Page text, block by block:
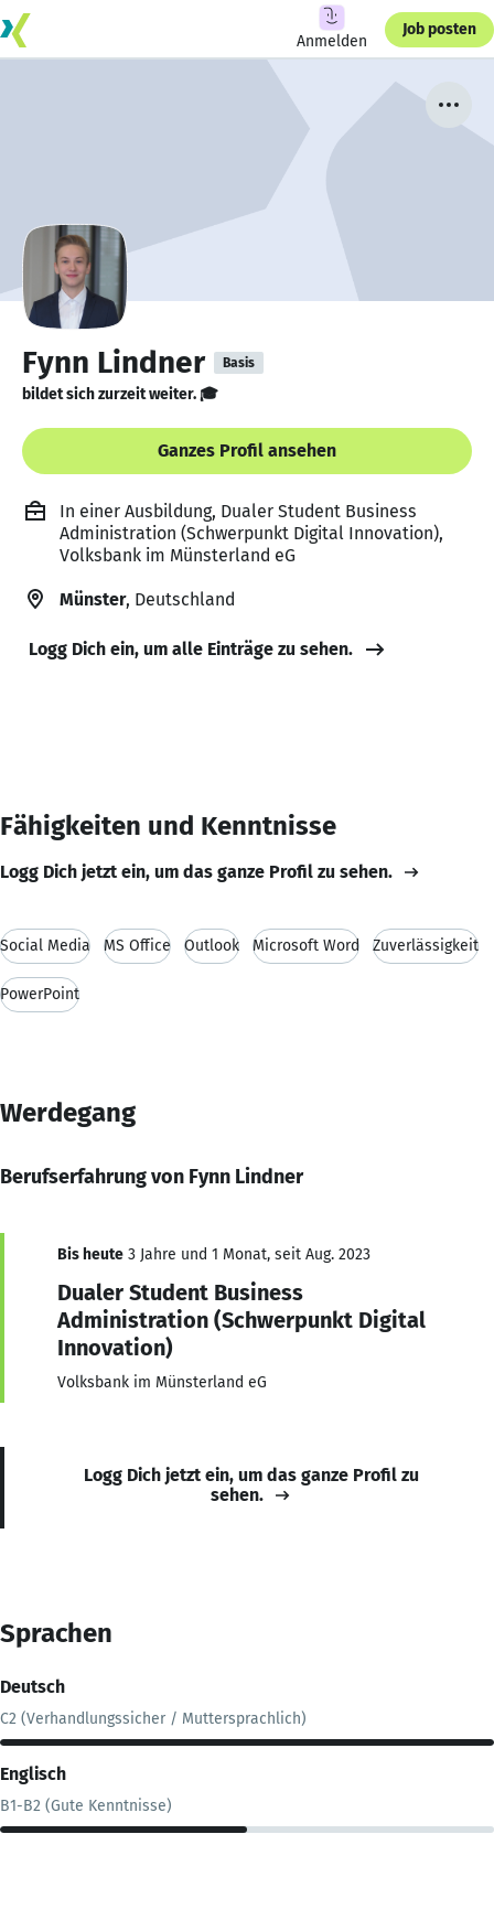
Anmelden
Job posten
Fynn Lindner Basis
bildet sich zurzeit weiter. 🎓
Ganzes Profil ansehen
In einer Ausbildung, Dualer Student Business
Administration (Schwerpunkt Digital Innovation),
Volksbank im Münsterland eG
Münster, Deutschland
Logg Dich ein, um alle Einträge zu sehen.
Fähigkeiten und Kenntnisse
Logg Dich jetzt ein, um das ganze Profil zu sehen.
Social Media MS Office Outlook Microsoft Word Zuverlässigkeit
PowerPoint
Werdegang
Berufserfahrung von Fynn Lindner
Bis heute 3 Jahre und 1 Monat, seit Aug. 2023
Dualer Student Business
Administration (Schwerpunkt Digital
Innovation)
Volksbank im Münsterland eG
Logg Dich jetzt ein, um das ganze Profil zu
sehen.
Sprachen
Deutsch
C2 (Verhandlungssicher / Muttersprachlich)
Englisch
B1-B2 (Gute Kenntnisse)